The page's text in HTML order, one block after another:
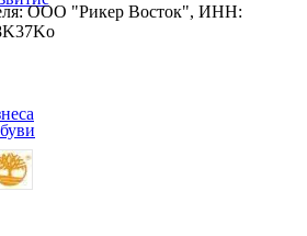
ООО "Рикер Восток", ИНН: